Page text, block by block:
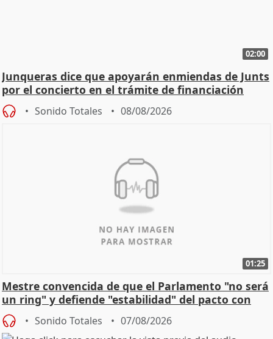
02:00
Junqueras dice que apoyarán enmiendas de Junts
por el concierto en el trámite de financiación
Sonido Totales 08/08/2026
01:25
Mestre convencida de que el Parlamento "no será
un ring" y defiende "estabilidad" del pacto con
Vox
Sonido Totales 07/08/2026